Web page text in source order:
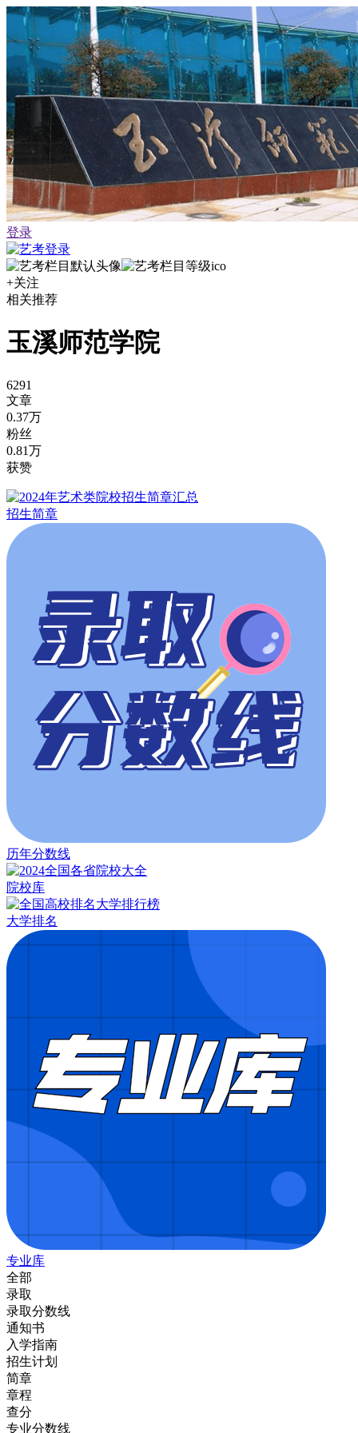
登录
+关注
相关推荐
玉溪师范学院
6291
文章
0.37万
粉丝
0.81万
获赞
招生简章
历年分数线
院校库
大学排名
专业库
全部
录取
录取分数线
通知书
入学指南
招生计划
简章
章程
查分
专业分数线